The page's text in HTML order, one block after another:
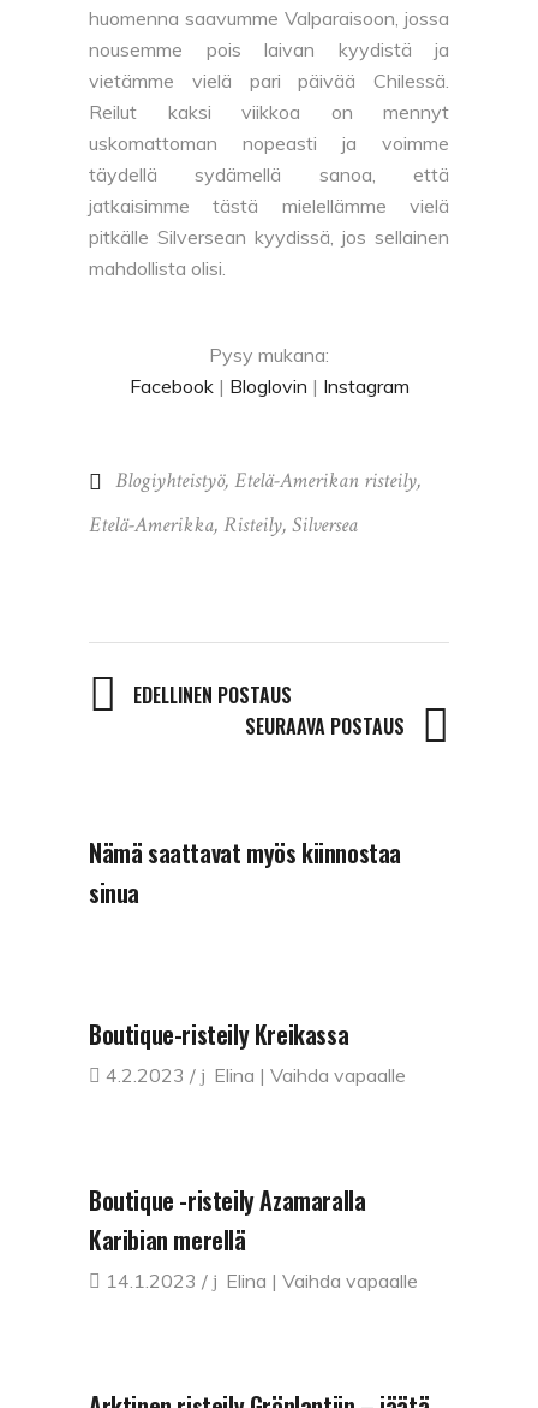
huomenna saavumme Valparaisoon, jossa
nousemme pois laivan kyydistä ja
vietämme vielä pari päivää Chilessä.
Reilut kaksi viikkoa on mennyt
uskomattoman nopeasti ja voimme
täydellä sydämellä sanoa, että
jatkaisimme tästä mielellämme vielä
pitkälle Silversean kyydissä, jos sellainen
mahdollista olisi.
Pysy mukana:
Facebook | Bloglovin | Instagram
Blogiyhteistyö, Etelä-Amerikan risteily,
Etelä-Amerikka, Risteily, Silversea
EDELLINEN POSTAUS
SEURAAVA POSTAUS
Nämä saattavat myös kiinnostaa
sinua
Boutique-risteily Kreikassa
4.2.2023 Elina | Vaihda vapaalle
Boutique -risteily Azamaralla
Karibian merellä
14.1.2023 Elina | Vaihda vapaalle